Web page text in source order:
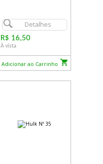
Detalhes
R$ 16,50
À vista
Adicionar ao Carrinho